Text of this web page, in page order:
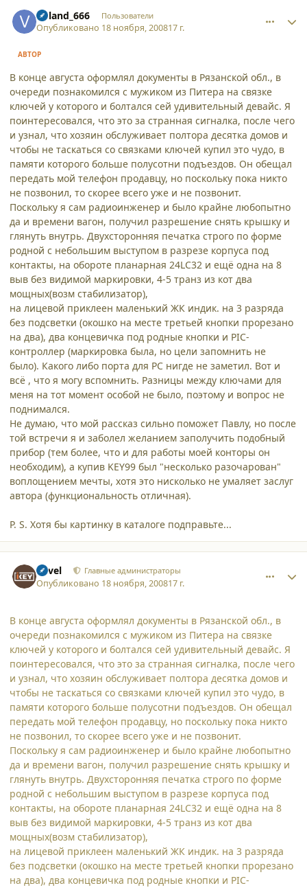
Voland_666 Пользователи
Опубликовано 18 ноября, 200817 г.
АВТОР
В конце августа оформлял документы в Рязанской обл., в
очереди познакомился с мужиком из Питера на связке
ключей у которого и болтался сей удивительный девайс. Я
поинтересовался, что это за странная сигналка, после чего
и узнал, что хозяин обслуживает полтора десятка домов и
чтобы не таскаться со связками ключей купил это чудо, в
памяти которого больше полусотни подъездов. Он обещал
передать мой телефон продавцу, но поскольку пока никто
не позвонил, то скорее всего уже и не позвонит.
Поскольку я сам радиоинженер и было крайне любопытно
да и времени вагон, получил разрешение снять крышку и
глянуть внутрь. Двухсторонняя печатка строго по форме
родной с небольшим выступом в разрезе корпуса под
контакты, на обороте планарная 24LC32 и ещё одна на 8
выв без видимой маркировки, 4-5 транз из кот два
мощных(возм стабилизатор),
на лицевой приклеен маленький ЖК индик. на 3 разряда
без подсветки (окошко на месте третьей кнопки прорезано
на два), два концевичка под родные кнопки и PIC-
контроллер (маркировка была, но цели запомнить не
было). Какого либо порта для PC нигде не заметил. Вот и
всё , что я могу вспомнить. Разницы между ключами для
меня на тот момент особой не было, поэтому и вопрос не
поднимался.
Не думаю, что мой рассказ сильно поможет Павлу, но после
той встречи я и заболел желанием заполучить подобный
прибор (тем более, что и для работы моей конторы он
необходим), а купив KEY99 был "несколько разочарован"
воплощением мечты, хотя это нисколько не умаляет заслуг
автора (функциональность отличная).
P. S. Хотя бы картинку в каталоге подправьте...
Pavel Главные администраторы
Опубликовано 18 ноября, 200817 г.
В конце августа оформлял документы в Рязанской обл., в
очереди познакомился с мужиком из Питера на связке
ключей у которого и болтался сей удивительный девайс. Я
поинтересовался, что это за странная сигналка, после чего
и узнал, что хозяин обслуживает полтора десятка домов и
чтобы не таскаться со связками ключей купил это чудо, в
памяти которого больше полусотни подъездов. Он обещал
передать мой телефон продавцу, но поскольку пока никто
не позвонил, то скорее всего уже и не позвонит.
Поскольку я сам радиоинженер и было крайне любопытно
да и времени вагон, получил разрешение снять крышку и
глянуть внутрь. Двухсторонняя печатка строго по форме
родной с небольшим выступом в разрезе корпуса под
контакты, на обороте планарная 24LC32 и ещё одна на 8
выв без видимой маркировки, 4-5 транз из кот два
мощных(возм стабилизатор),
на лицевой приклеен маленький ЖК индик. на 3 разряда
без подсветки (окошко на месте третьей кнопки прорезано
на два), два концевичка под родные кнопки и PIC-